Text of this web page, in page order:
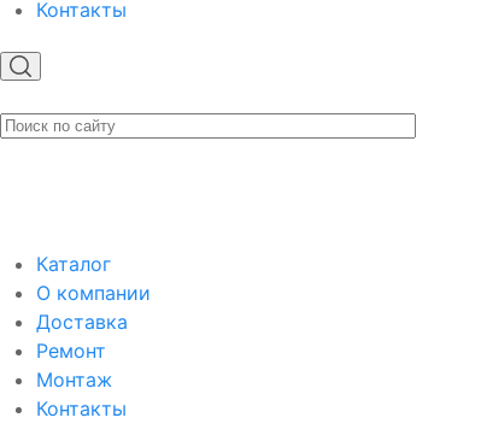
Контакты
Каталог
О компании
Доставка
Ремонт
Монтаж
Контакты